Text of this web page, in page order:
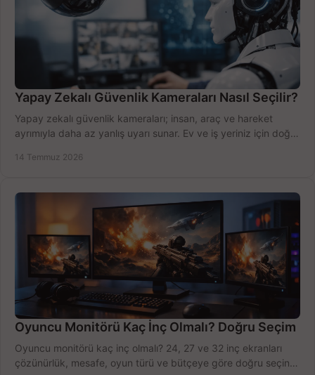
Yapay Zekalı Güvenlik Kameraları Nasıl Seçilir?
Yapay zekalı güvenlik kameraları; insan, araç ve hareket
ayrımıyla daha az yanlış uyarı sunar. Ev ve iş yeriniz için doğru
14 Temmuz 2026
Oyuncu Monitörü Kaç İnç Olmalı? Doğru Seçim
Oyuncu monitörü kaç inç olmalı? 24, 27 ve 32 inç ekranları
çözünürlük, mesafe, oyun türü ve bütçeye göre doğru seçin,